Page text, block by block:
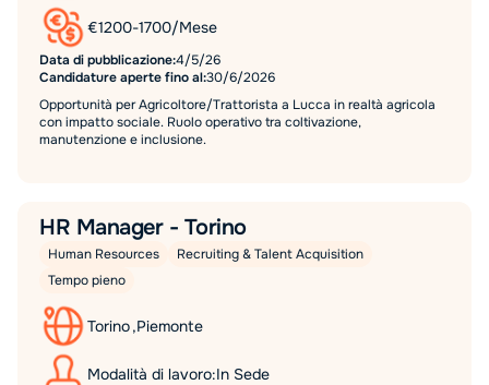
€1200-1700/Mese
Data di pubblicazione:4/5/26
Candidature aperte fino al:30/6/2026
Opportunità per Agricoltore/Trattorista a Lucca in realtà agricola
con impatto sociale. Ruolo operativo tra coltivazione,
manutenzione e inclusione.
HR Manager - Torino
Human Resources
Recruiting & Talent Acquisition
Tempo pieno
Torino,Piemonte
Modalità di lavoro:In Sede